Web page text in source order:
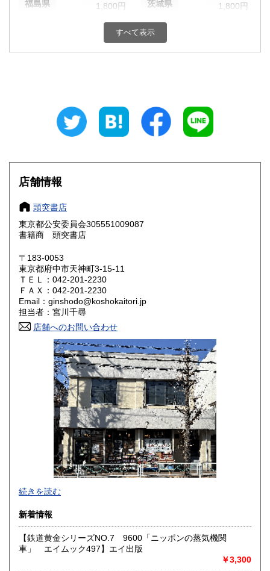
福島県 1,800円 茨城県 1,800円
1,800円 群馬県
埼玉県 千葉県
1,800円 富山県
1,800円 福井県
1,800円 1,800円
岐阜県
愛知県
滋賀県
大阪府 1,800円
奈良県 1,800円
鳥取県
1,800円 広島県
1,800円 徳島県
1,800円 愛媛県
1,800円 福岡県
1,800円 長崎県
1,800円 大分県
宮崎県
沖縄県
すべて表示
店舗情報
頭突書店
東京都公安委員会305551009087
書籍商 頭突書店
〒183-0053
東京都府中市天神町3-15-11
ＴＥＬ：042-201-2230
ＦＡＸ：042-201-2230
Email：ginshodo@koshokaitori.jp
担当者：宮川千尋
店舗へのお問い合わせ
東京都では「銀装堂」として営業しております。
基本的には同じ書店となります。
★★ご質問、ご要望はご注文前にお問合せ下さい。★★
★★電話・FAXでの在庫、状態確認及びご注文には対応しま
せん。
すべての方にメールでのお問い合わせを御案内してい
続きを読む
新着情報
【鉄道黄金シリーズNO.7 9600「ニッポンの蒸気機関
車」 エイムック497】エイ出版
￥3,300